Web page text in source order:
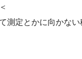
測定とかに向かな